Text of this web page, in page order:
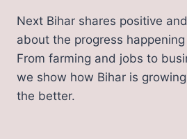
कारोबारी
को
15
हज़ार
Next Bihar shares positive
about the progress
From farming and jobs to
we show how Bihar is
the better.